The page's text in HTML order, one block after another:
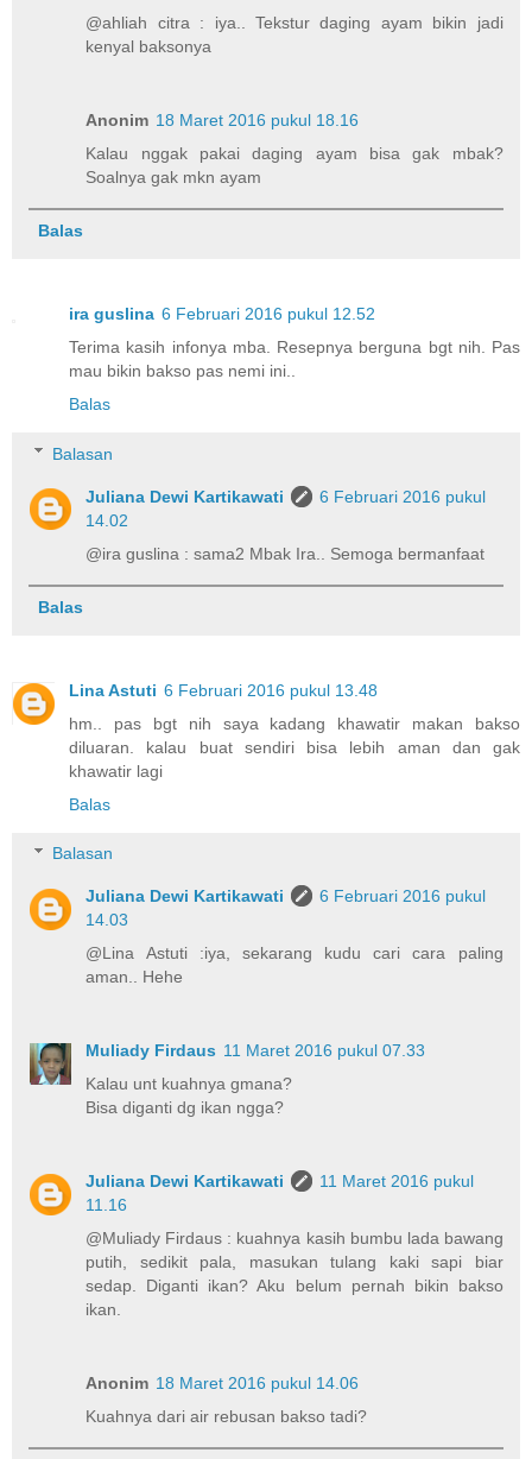
@ahliah citra : iya.. Tekstur daging ayam bikin jadi
kenyal baksonya
Anonim 18 Maret 2016 pukul 18.16
Kalau nggak pakai daging ayam bisa gak mbak?
Soalnya gak mkn ayam
Balas
ira guslina 6 Februari 2016 pukul 12.52
Terima kasih infonya mba. Resepnya berguna bgt nih. Pas
mau bikin bakso pas nemi ini..
Balas
Balasan
Juliana Dewi Kartikawati
6 Februari 2016 pukul
14.02
@ira guslina : sama2 Mbak Ira.. Semoga bermanfaat
Balas
Lina Astuti 6 Februari 2016 pukul 13.48
hm.. pas bgt nih saya kadang khawatir makan bakso
diluaran. kalau buat sendiri bisa lebih aman dan gak
khawatir lagi
Balas
Balasan
Juliana Dewi Kartikawati
6 Februari 2016 pukul
14.03
@Lina Astuti :iya, sekarang kudu cari cara paling
aman.. Hehe
Muliady Firdaus 11 Maret 2016 pukul 07.33
Kalau unt kuahnya gmana?
Bisa diganti dg ikan ngga?
Juliana Dewi Kartikawati
11 Maret 2016 pukul
11.16
@Muliady Firdaus : kuahnya kasih bumbu lada bawang
putih, sedikit pala, masukan tulang kaki sapi biar
sedap. Diganti ikan? Aku belum pernah bikin bakso
ikan.
Anonim 18 Maret 2016 pukul 14.06
Kuahnya dari air rebusan bakso tadi?